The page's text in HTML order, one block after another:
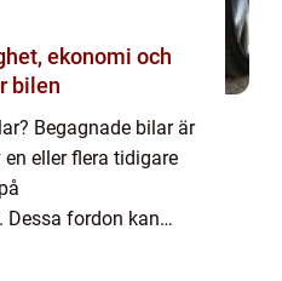
bilen
Begagnade bilar är
eller flera tidigare
Dessa fordon kan